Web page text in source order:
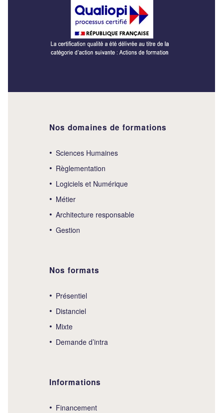
Nos domaines de formations
Sciences Humaines
Règlementation
Logiciels et Numérique
Métier
Architecture responsable
Gestion
Nos formats
Présentiel
Distanciel
Mixte
Demande d’intra
Informations
Financement